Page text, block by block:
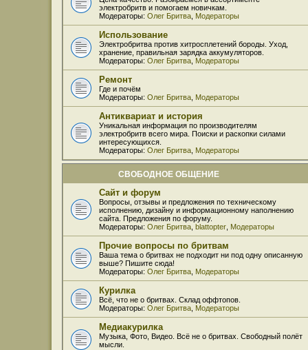
электробритв и помогаем новичкам.
Модераторы: Олег Бритва Модераторы
Использование
Электробритва против хитросплетений бороды. Уход,
хранение, правильная зарядка аккумуляторов.
Модераторы: Олег Бритва Модераторы
Ремонт
Где и почём
Модераторы: Олег Бритва Модераторы
Антиквариат и история
Уникальная информация по производителям
электробритв всего мира. Поиски и раскопки силами
интересующихся.
Модераторы: Олег Бритва Модераторы
СВОБОДНОЕ ОБЩЕНИЕ
Сайт и форум
Вопросы, отзывы и предложения по техническому
исполнению, дизайну и информационному наполнению
сайта. Предложения по форуму.
Модераторы: Олег Бритва blattopter Модераторы
Прочие вопросы по бритвам
Ваша тема о бритвах не подходит ни под одну описанную
выше? Пишите сюда!
Модераторы: Олег Бритва Модераторы
Курилка
Всё, что не о бритвах. Склад оффтопов.
Модераторы: Олег Бритва Модераторы
Медиакурилка
Музыка, Фото, Видео. Всё не о бритвах. Свободный полёт
мысли.